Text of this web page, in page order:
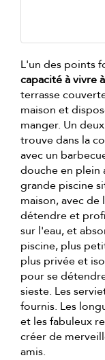
L'un des points
capacité à vivre
terrasse
maison et
manger. Un
trouve dans la
avec un
douche en plein
grande piscine
maison, avec
détendre et
sur l'eau, et
piscine, plus
plus privée et
pour se
sieste. Les
fournis. Les
et les fabuleux
créer de
amis.